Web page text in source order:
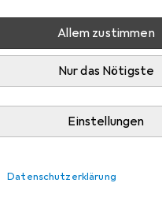
Allem zustimmen
Nur das Nötigste
Einstellungen
Datenschutzerklärung
Aufnahme